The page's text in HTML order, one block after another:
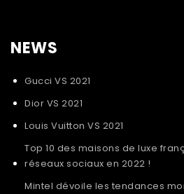
NEWS
Gucci VS 2021
Dior VS 2021
Louis Vuitton VS 2021
Top 10 des maisons de luxe
réseaux sociaux en 2022 !
Mintel dévoile les tendances